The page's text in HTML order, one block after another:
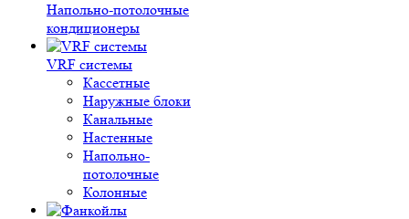
Напольно-потолочные
кондиционеры
VRF системы
Кассетные
Наружные блоки
Канальные
Настенные
Напольно-
потолочные
Колонные